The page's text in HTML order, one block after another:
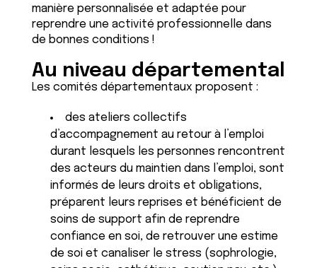
manière personnalisée et adaptée pour
reprendre une activité professionnelle dans
de bonnes conditions !
Au niveau départemental
Les comités départementaux proposent :
des ateliers collectifs
d’accompagnement au retour à l’emploi
durant lesquels les personnes rencontrent
des acteurs du maintien dans l’emploi, sont
informés de leurs droits et obligations,
préparent leurs reprises et bénéficient de
soins de support afin de reprendre
confiance en soi, de retrouver une estime
de soi et canaliser le stress (sophrologie,